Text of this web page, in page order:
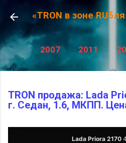
К основному
«TRON в зоне
2007 2011
TRON продажа: Lada
г. Седан, 1.6, МКПП.
Lada Priora 2170